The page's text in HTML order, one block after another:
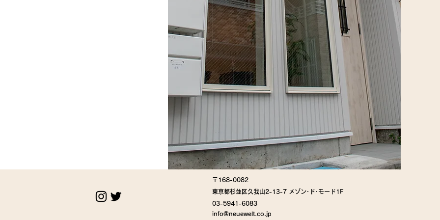
〒168-0082
東京都杉並区久我山2-13-7 メゾン･ド･モード1F
03-5941-6083
info@neuewelt.co.jp